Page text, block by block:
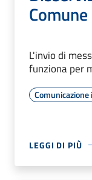
Comune
L'invio di
funziona per
LEGGI DI PIÙ